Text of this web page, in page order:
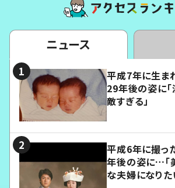
ニュース
平成7年に生
29年後の姿に「
敵すぎる」
平成6年に撮っ
年後の姿に…「
な夫婦になりた